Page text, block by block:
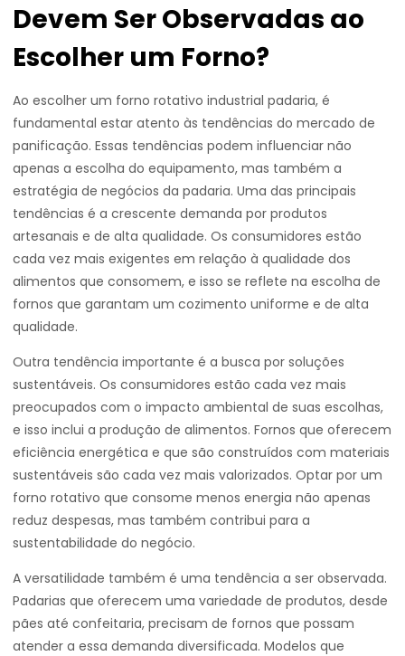
Devem Ser Observadas ao
Escolher um Forno?
Ao escolher um forno rotativo industrial padaria, é
fundamental estar atento às tendências do mercado de
panificação. Essas tendências podem influenciar não
apenas a escolha do equipamento, mas também a
estratégia de negócios da padaria. Uma das principais
tendências é a crescente demanda por produtos
artesanais e de alta qualidade. Os consumidores estão
cada vez mais exigentes em relação à qualidade dos
alimentos que consomem, e isso se reflete na escolha de
fornos que garantam um cozimento uniforme e de alta
qualidade.
Outra tendência importante é a busca por soluções
sustentáveis. Os consumidores estão cada vez mais
preocupados com o impacto ambiental de suas escolhas,
e isso inclui a produção de alimentos. Fornos que oferecem
eficiência energética e que são construídos com materiais
sustentáveis são cada vez mais valorizados. Optar por um
forno rotativo que consome menos energia não apenas
reduz despesas, mas também contribui para a
sustentabilidade do negócio.
A versatilidade também é uma tendência a ser observada.
Padarias que oferecem uma variedade de produtos, desde
pães até confeitaria, precisam de fornos que possam
atender a essa demanda diversificada. Modelos que